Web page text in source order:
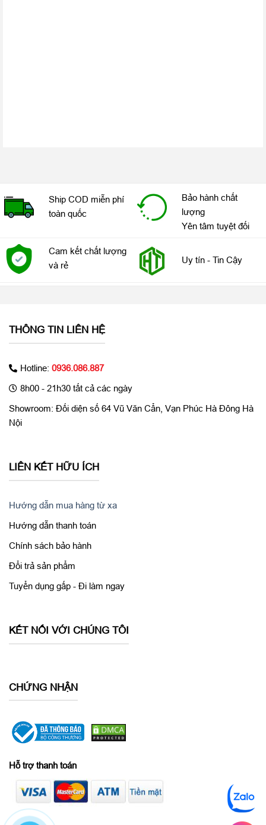
Ship COD miễn phí
toàn quốc
Bảo hành chất
lượng
Yên tâm tuyệt đối
Cam kết chất lượng
và rẻ
Uy tín - Tin Cậy
THÔNG TIN LIÊN HỆ
Hotline: 0936.086.887
8h00 - 21h30 tất cả các ngày
Showroom: Đối diện số 64 Vũ Văn Cẩn, Vạn Phúc Hà Đông Hà
Nội
LIÊN KẾT HỮU ÍCH
Hướng dẫn mua hàng từ xa
Hướng dẫn thanh toán
Chính sách bảo hành
Đổi trả sản phẩm
Tuyển dụng gấp - Đi làm ngay
KẾT NỐI VỚI CHÚNG TÔI
CHỨNG NHẬN
Hỗ trợ thanh toán